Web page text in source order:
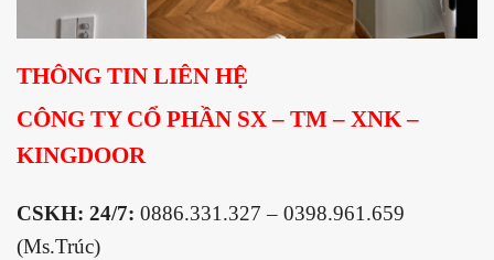
THÔNG TIN LIÊN HỆ
CÔNG TY CỔ PHẦN SX – TM – XNK –
KINGDOOR
CSKH: 24/7: 0886.331.327 – 0398.961.659
(Ms.Trúc)